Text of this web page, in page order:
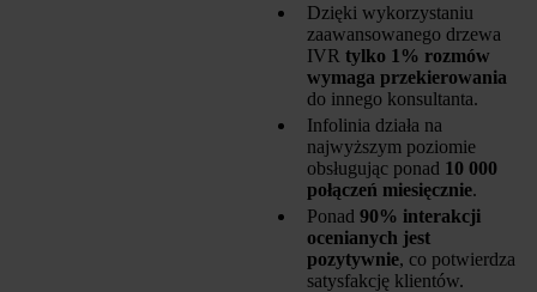
Dzięki wykorzystaniu
zaawansowanego drzewa
IVR tylko 1% rozmów
wymaga przekierowania
do innego konsultanta.
Infolinia działa na
najwyższym poziomie
obsługując ponad 10 000
połączeń miesięcznie.
Ponad 90% interakcji
ocenianych jest
pozytywnie, co potwierdza
satysfakcję klientów.